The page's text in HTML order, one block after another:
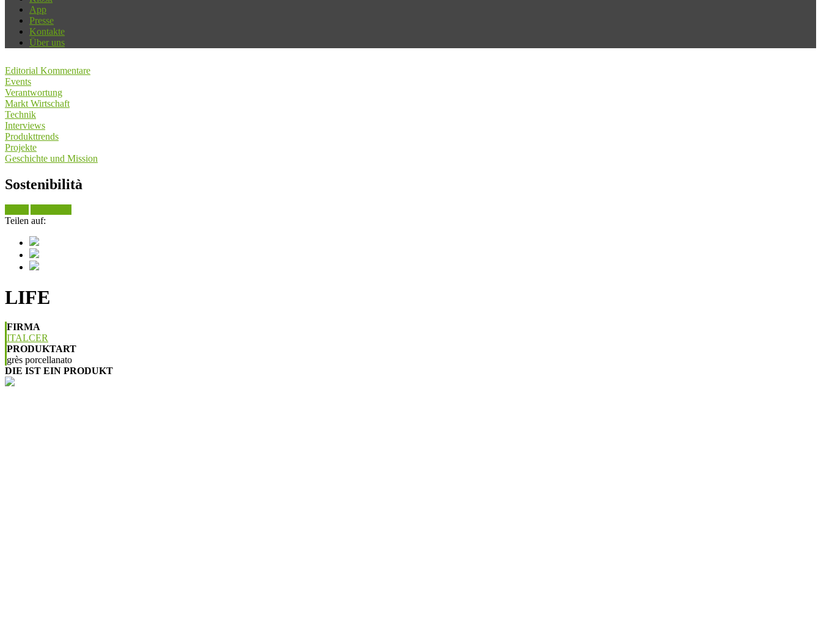
App
Presse
Kontakte
Über uns
Editorial Kommentare
Events
Verantwortung
Markt Wirtschaft
Technik
Interviews
Produkttrends
Projekte
Geschichte und Mission
Sostenibilità
Teilen auf:
LIFE
FIRMA
ITALCER
PRODUKTART
grès porcellanato
DIE IST EIN PRODUKT